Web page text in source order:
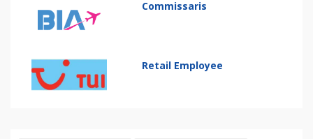
Commissaris
Retail Employee